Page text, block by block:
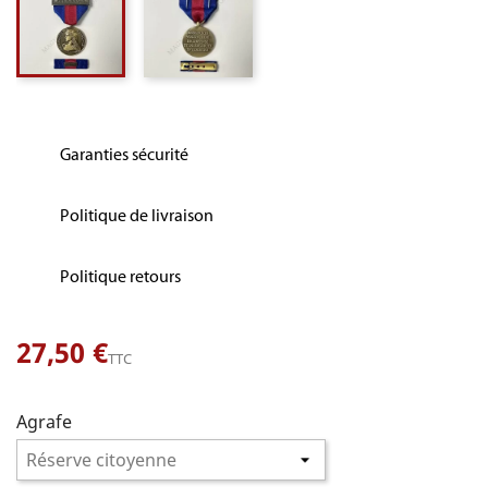
Garanties sécurité
Politique de livraison
Politique retours
27,50 €TTC
Agrafe